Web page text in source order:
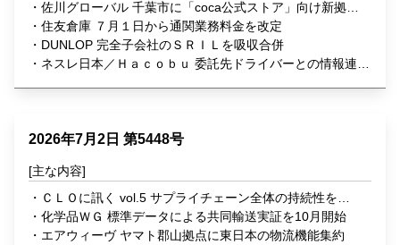
佐川グローバル 千葉市に「coca公式ストア」向け新拠点
開設
住友倉庫 ７月１日から通関業務料金を改定
DUNLOP 完全子会社のＳＲＩＬを吸収合併
ネスレ日本／Ｈａｃｏｂｕ 委託先ドライバーとの情報連携
2026年7月2日 第5448号
ＣＬＯに訊く vol.5 サプライチェーン全体の持続性を高
める 日販 専務取締役構造改革本部長 物流部・運輸部統
括、ＣＬＯ（物流統括責任者） 伊藤宏治氏
化学品ＷＧ 標準データによる共同輸送実証を10月開始
エアウィーヴ ヤマト郡山拠点に東日本の物流機能集約